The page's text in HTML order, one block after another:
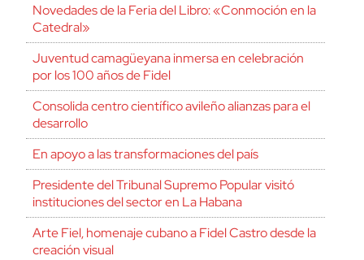
Novedades de la Feria del Libro: «Conmoción en la
Catedral»
Juventud camagüeyana inmersa en celebración
por los 100 años de Fidel
Consolida centro científico avileño alianzas para el
desarrollo
En apoyo a las transformaciones del país
Presidente del Tribunal Supremo Popular visitó
instituciones del sector en La Habana
Arte Fiel, homenaje cubano a Fidel Castro desde la
creación visual